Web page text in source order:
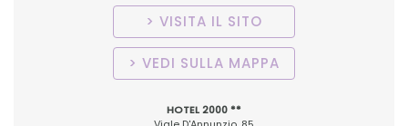
VISITA IL SITO
VEDI SULLA MAPPA
HOTEL 2000 **